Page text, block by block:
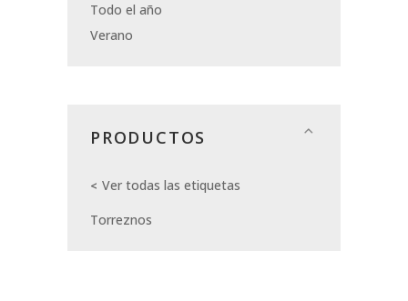
Todo el año
Verano
PRODUCTOS
Ver todas las etiquetas
Torreznos